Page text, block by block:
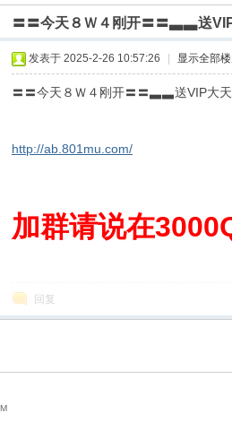
›
〓〓今天８Ｗ４刚开〓〓▃▃送
发表于 2025-2-26 10:57:26 显示全部
〓〓今天８Ｗ４刚开〓〓▃▃送VIP
http://ab.801mu.com/
加群请说在
回复